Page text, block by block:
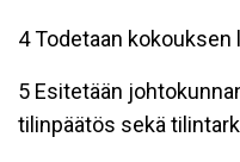
4 Todetaan
5 Esitetään
tilinpäätös sekä